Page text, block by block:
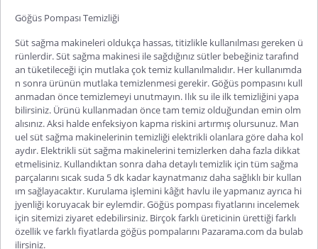
Göğüs Pompası Temizliği
Süt sağma makineleri oldukça hassas, titizlikle kullanılması gereken ü
rünlerdir. Süt sağma makinesi ile sağdığınız sütler bebeğiniz tarafınd
an tüketileceği için mutlaka çok temiz kullanılmalıdır. Her kullanımda
n sonra ürünün mutlaka temizlenmesi gerekir. Göğüs pompasını kull
anmadan önce temizlemeyi unutmayın. Ilık su ile ilk temizliğini yapa
bilirsiniz. Ürünü kullanmadan önce tam temiz olduğundan emin olm
alısınız. Aksi halde enfeksiyon kapma riskini artırmış olursunuz. Man
uel süt sağma makinelerinin temizliği elektrikli olanlara göre daha kol
aydır. Elektrikli süt sağma makinelerini temizlerken daha fazla dikkat
etmelisiniz. Kullandıktan sonra daha detaylı temizlik için tüm sağma
parçalarını sıcak suda 5 dk kadar kaynatmanız daha sağlıklı bir kullan
ım sağlayacaktır. Kurulama işlemini kâğıt havlu ile yapmanız ayrıca hi
jyenliği koruyacak bir eylemdir. Göğüs pompası fiyatlarını incelemek
için sitemizi ziyaret edebilirsiniz. Birçok farklı üreticinin ürettiği farklı
özellik ve farklı fiyatlarda göğüs pompalarını Pazarama.com da bulab
ilirsiniz.